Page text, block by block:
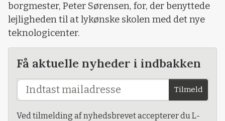
borgmester, Peter Sørensen, for, der benyttede
lejligheden til at lykønske skolen med det nye
teknologicenter.
Få aktuelle nyheder i indbakken
Tilmeld
Ved tilmelding af nyhedsbrevet accepterer du L-